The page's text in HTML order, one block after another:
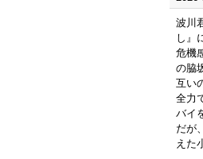
波川
し』
危機
の脇
互い
全力
バイ
だが
えた